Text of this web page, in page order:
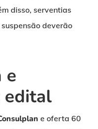
disso, serventias
deverão
e
edital
e oferta 60